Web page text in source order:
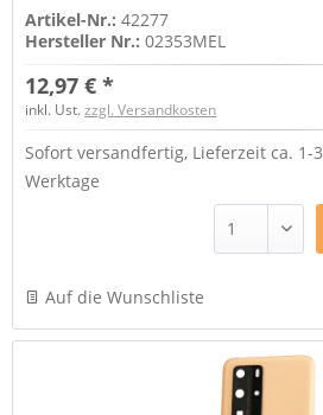
Artikel-Nr.:42277
Hersteller Nr.:02353MEL
12,97 € *
inkl. Ust.zzgl. Versandkosten
Sofort versandfertig, Lieferzeit ca. 1-3
Werktage
Auf die Wunschliste